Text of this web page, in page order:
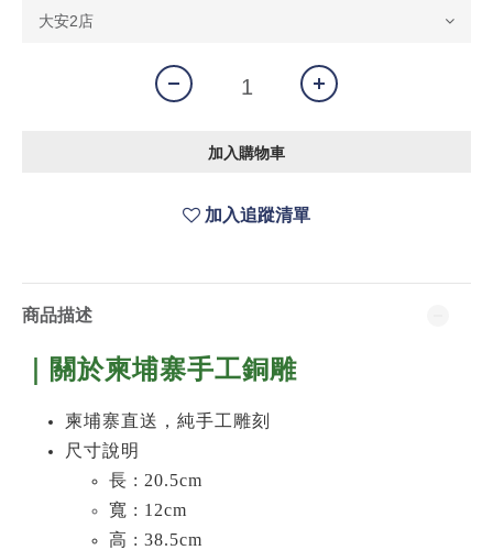
加入購物車
加入追蹤清單
商品描述
｜關於柬埔寨手工銅雕
柬埔寨直送，純手工雕刻
尺寸說明
長 : 20.5cm
寬 : 12cm
高 : 38.5cm